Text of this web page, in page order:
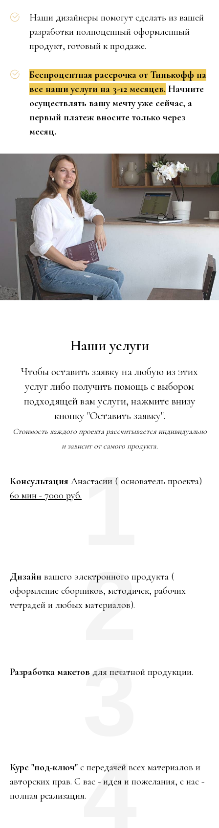
Наши дизайнеры помогут сделать из вашей
разработки полноценный оформленный
продукт, готовый к продаже.
Беспроцентная рассрочка от Тинькофф на
все наши услуги на 3-12 месяцев. Начните
осуществлять вашу мечту уже сейчас, а
первый платеж вносите только через
месяц.
Наши услуги
Чтобы оставить заявку на любую из этих
услуг либо получить помощь с выбором
подходящей вам услуги, нажмите внизу
кнопку "Оставить заявку".
Стоимость каждого проекта рассчитывается индивидуально
и зависит от самого продукта.
Консультация Анастасии ( основатель проекта)
60 мин - 7000 руб.1
Дизайн вашего электронного продукта (
оформление сборников, методичек, рабочих
тетрадей и любых материалов).
2
Разработка макетов для печатной продукции.
3
Курс "под-ключ" с передачей всех материалов и
авторских прав. С вас - идея и пожелания, с нас -
полная реализация.4